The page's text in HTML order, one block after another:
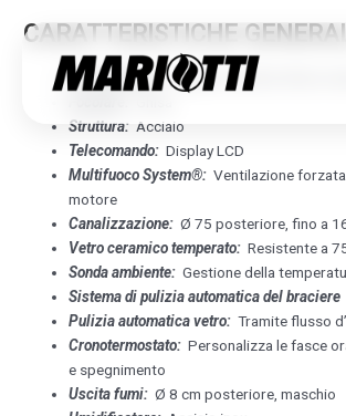
BERNA
PIAZZETTA
CARATTERISTICHE
Rivestimento: Pregiata maiolica fatta a
Struttura: Acciaio
Telecomando: Display LCD
Multifuoco System®: Ventilazione
motore
Canalizzazione: Ø 75 posteriore, fino a
Vetro ceramico temperato: Resistente a
Sonda ambiente: Gestione della
Sistema di pulizia automatica del braciere
Pulizia automatica vetro: Tramite flusso
Cronotermostato: Personalizza le fasce
e spegnimento
Uscita fumi: Ø 8 cm posteriore, maschio